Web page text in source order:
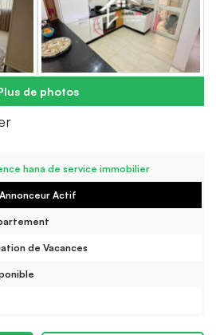
de photos
hana de service immobilier
Annonceur Actif
de Vacances